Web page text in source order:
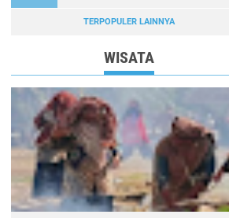
TERPOPULER LAINNYA
WISATA